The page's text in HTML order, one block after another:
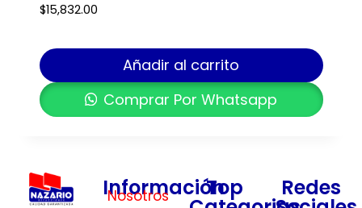
$15,832.00
Añadir al carrito
Comprar Por Whatsapp
Información
Nosotros
Top Redes